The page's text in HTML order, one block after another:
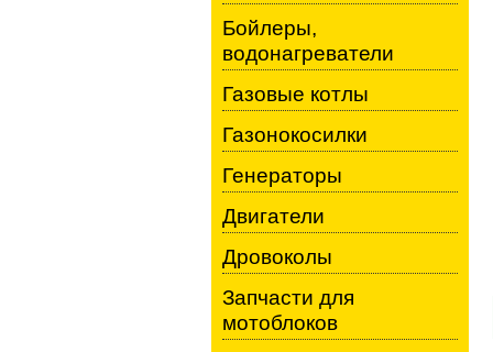
Бойлеры,
водонагреватели
Газовые котлы
Газонокосилки
Генераторы
Двигатели
Дровоколы
Запчасти для
мотоблоков